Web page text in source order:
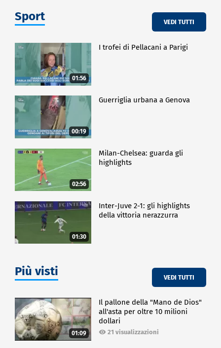
Sport VEDI TUTTI
01:56
I trofei di Pellacani a Parigi
00:19
Guerriglia urbana a Genova
02:56
Milan-Chelsea: guarda gli
highlights
01:30
Inter-Juve 2-1: gli highlights
della vittoria nerazzurra
Più visti VEDI TUTTI
01:09
Il pallone della "Mano de Dios"
all'asta per oltre 10 milioni
dollari
21 visualizzazioni